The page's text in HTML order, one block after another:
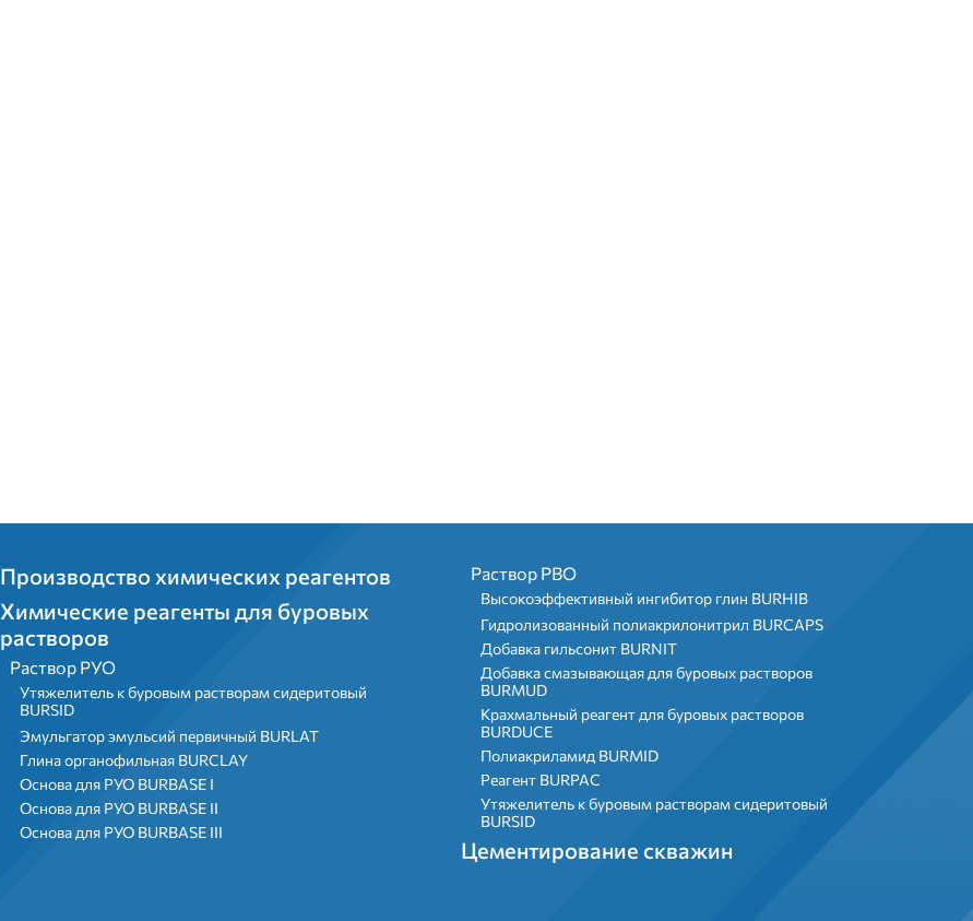
Menu footer
Производство химических реагентов
Химические реагенты для буровых
растворов
Раствор РУО
Утяжелитель к буровым растворам сидеритовый
BURSID
Эмульгатор эмульсий первичный BURLAT
Глина органофильная BURCLAY
Основа для РУО BURBASE I
Основа для РУО BURBASE II
Основа для РУО BURBASE III
Раствор РВО
Высокоэффективный ингибитор глин BURHIB
Гидролизованный полиакрилонитрил BURCAPS
Добавка гильсонит BURNIT
Добавка смазывающая для буровых растворов
BURMUD
Крахмальный реагент для буровых растворов
BURDUCE
Полиакриламид BURMID
Реагент BURPAC
Утяжелитель к буровым растворам сидеритовый
BURSID
Цементирование скважин